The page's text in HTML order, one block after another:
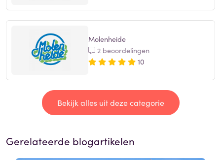
Molenheide
2 beoordelingen
10
Bekijk alles uit deze categorie
Gerelateerde blogartikelen